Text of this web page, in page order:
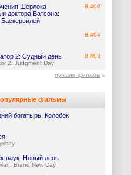
Шерлока
доктора Ватсона:
8.406
8.404
2: Судный день
2: Judgment Day
8.403
лучшие фильмы
фильмы
богатырь. Колобок
паук: Новый день
Brand New Day